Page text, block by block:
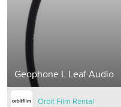
Geophone L Leaf Audio
Orbit Film Rental